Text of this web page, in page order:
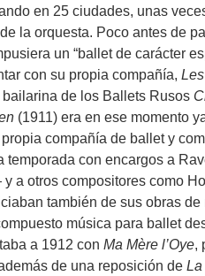
en 25 ciudades, unas
la orquesta. Poco antes de
un “ballet de carácter
con su propia compañía,
de los Ballets Rusos
(1911) era en ese momento
compañía de ballet y
temporada con encargos a
a otros compositores como
también de sus obras de
música para ballet
a 1912 con Ma Mère l’Oye,
de una reposición de La